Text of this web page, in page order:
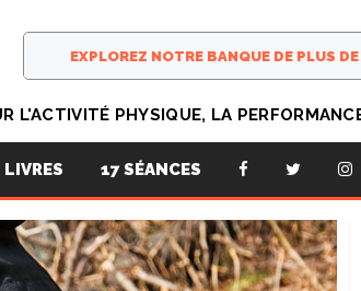
L'ACTIVITÉ PHYSIQUE, LA
LIVRES 17 SÉANCES